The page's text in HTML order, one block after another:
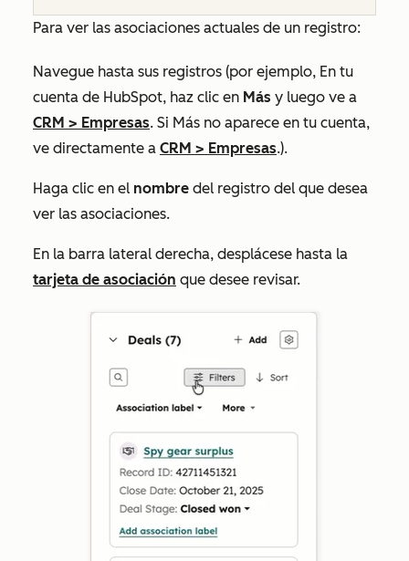
Para ver las asociaciones actuales de un registro:
Navegue hasta sus registros (por ejemplo, En tu
cuenta de HubSpot, haz clic en Más y luego ve a
CRM > Empresas. Si Más no aparece en tu cuenta,
ve directamente a CRM > Empresas.).
Haga clic en el nombre del registro del que desea
ver las asociaciones.
En la barra lateral derecha, desplácese hasta la
tarjeta de asociación que desee revisar.